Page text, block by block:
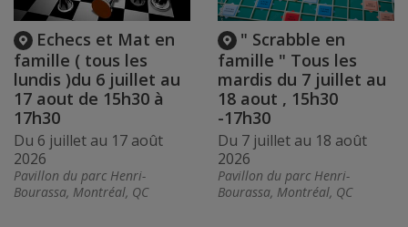
Echecs et Mat en
famille ( tous les
lundis )du 6 juillet au
17 aout de 15h30 à
17h30
Du 6 juillet au 17 août
2026
Pavillon du parc Henri-
Bourassa, Montréal, QC
" Scrabble en
famille " Tous les
mardis du 7 juillet au
18 aout , 15h30
-17h30
Du 7 juillet au 18 août
2026
Pavillon du parc Henri-
Bourassa, Montréal, QC